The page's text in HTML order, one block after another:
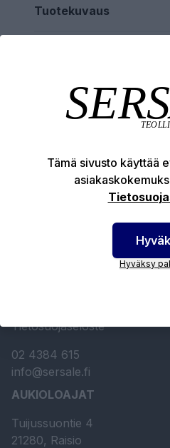
Tuotekuvaus
SERSALE OY
Huolto- ja kunnossapito
Tietosuojaseloste
02 4384 615
info@sersale.fi
AUKIOLOAJAT
Tuijussuontie 4
21280, Raisio
Tämä sivusto käyttää
Hyväksy